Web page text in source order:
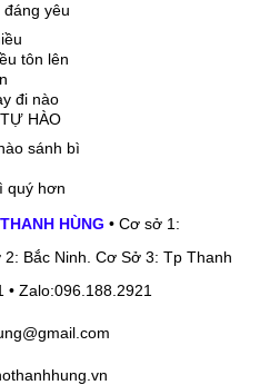
yêu
tôn lên
đi nào
HÀO
sánh bì
quý hơn
HÙNG • Cơ sở 1:
Bắc Ninh. Cơ Sở 3: Tp Thanh
• Zalo:096.188.2921